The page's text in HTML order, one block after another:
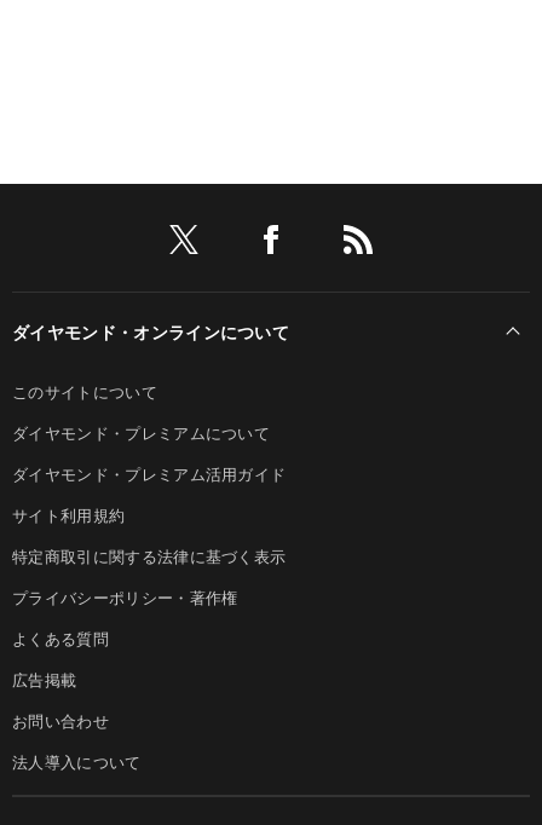
ダイヤモンド・オンラインについて
このサイトについて
ダイヤモンド・プレミアムについて
ダイヤモンド・プレミアム活用ガイド
サイト利用規約
特定商取引に関する法律に基づく表示
プライバシーポリシー・著作権
よくある質問
広告掲載
お問い合わせ
法人導入について